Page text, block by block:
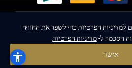
–
ICE Sneakers© 2026הפרטיות כדי לשפר את החוויה
הסכמה ל-מדיניות הפרטיות
אישור